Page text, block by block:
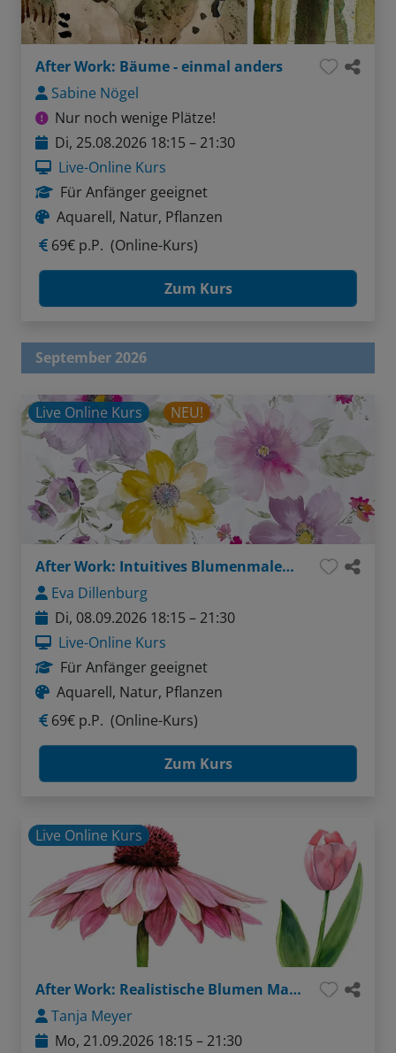
After Work: Bäume - einmal anders
Sabine Nögel
Nur noch wenige Plätze!
Di, 25.08.2026 18:15 – 21:30
Live-Online Kurs
Für Anfänger geeignet
Aquarell, Natur, Pflanzen
69€ p.P. (Online-Kurs)
Zum Kurs
September 2026
Live Online Kurs NEU!
After Work: Intuitives Blumenmalen - locker, lebendig und ausdrucksstark
Eva Dillenburg
Di, 08.09.2026 18:15 – 21:30
Live-Online Kurs
Für Anfänger geeignet
Aquarell, Natur, Pflanzen
69€ p.P. (Online-Kurs)
Zum Kurs
Live Online Kurs
After Work: Realistische Blumen Malen leicht gemacht
Tanja Meyer
Mo, 21.09.2026 18:15 – 21:30